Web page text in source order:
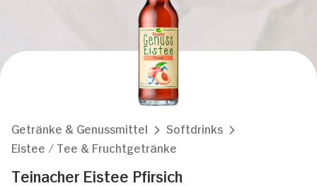
Getränke & Genussmittel
Softdrinks
Eistee / Tee & Fruchtgetränke
Teinacher Eistee Pfirsich